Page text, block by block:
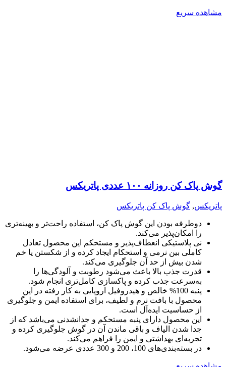
مشاهده سریع
گوش پاک کن روزانه ۱۰۰ عددی پاتریکس
پاتریکس, گوش پاک کن پاتریکس
دوطرفه بودن این گوش پاک کن، استفاده راحت‌تر و بهینه‌تری
را امکان‌پذیر می‌کند.
نی پلاستیکی انعطاف‌پذیر و مستحکم این محصول تعادل
کاملی بین نرمی و استحکام ایجاد کرده و از شکستن یا خم
شدن بیش از حد آن جلوگیری می‌کند.
قدرت جذب بالا باعث می‌شود رطوبت و آلودگی‌ها را
به‌سرعت جذب کرده و پاکسازی کامل‌تری انجام شود.
پنبه 100% خالص و هیدروفیل اروپایی به کار رفته در این
محصول با بافت نرم و لطیف، برای استفاده ایمن و جلوگیری
از حساسیت ایده‌آل است.
این محصول دارای پنبه مستحکم و جدانشدنی می‌باشد که از
جدا شدن الیاف و باقی ماندن آن در گوش جلوگیری کرده و
تجربه‌ای بهداشتی و ایمن را فراهم می‌کند.
در بسته‌بندی‌های 100، 200 و 300 عددی عرضه می‌شود.